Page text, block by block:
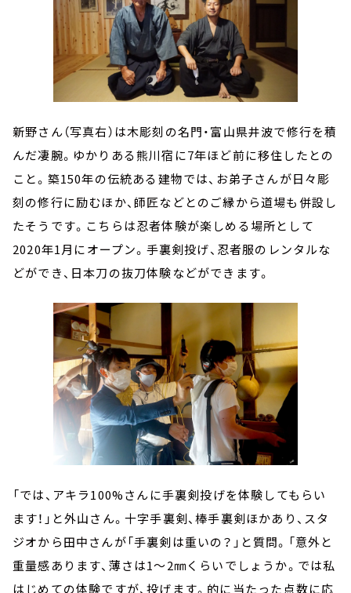
新野さん（写真右）は木彫刻の名門・富山県井波で修行を積
んだ凄腕。ゆかりある熊川宿に7年ほど前に移住したとの
こと。築150年の伝統ある建物では、お弟子さんが日々彫
刻の修行に励むほか、師匠などとのご縁から道場も併設し
たそうです。こちらは忍者体験が楽しめる場所として
2020年1月にオープン。手裏剣投げ、忍者服のレンタルな
どができ、日本刀の抜刀体験などができます。
「では、アキラ100%さんに手裏剣投げを体験してもらい
ます！」と外山さん。十字手裏剣、棒手裏剣ほかあり、スタ
ジオから田中さんが「手裏剣は重いの？」と質問。「意外と
重量感あります、薄さは1～2㎜くらいでしょうか。では私
はじめての体験ですが、投げます。的に当たった点数に応